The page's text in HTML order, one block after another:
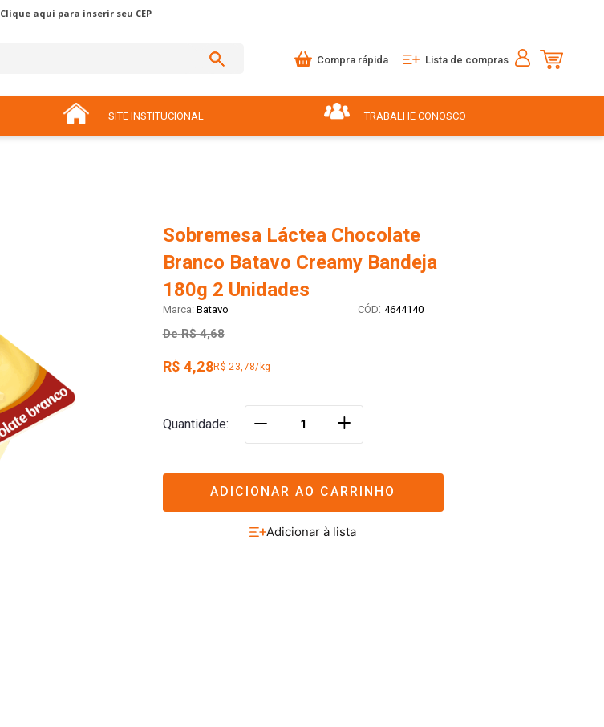
Clique aqui para inserir seu CEP
Compra rápida Lista de compras
SITE INSTITUCIONAL TRABALHE CONOSCO
Sobremesa Láctea Chocolate
Branco Batavo Creamy Bandeja
180g 2 Unidades
Batavo : 4644140
De R$ 4,68
R$ 4,28R$ 23,78/kg
Quantidade ＋
ADICIONAR AO CARRINHO